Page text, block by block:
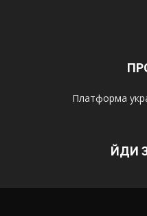
Платформа
ЙДИ